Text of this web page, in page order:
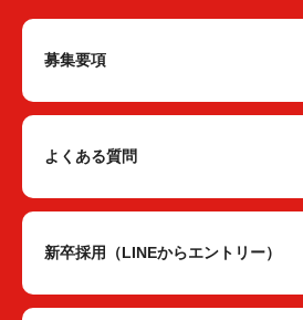
募集要項
よくある質問
新卒採用（LINEからエントリー）